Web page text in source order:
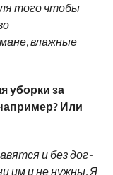
того чтобы
влажные
уборки за
Или
и без дог-
им и не нужны. Я